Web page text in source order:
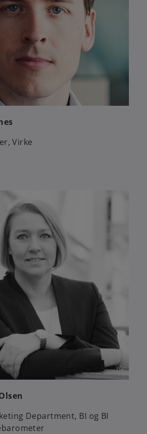
Virke
Department, BI og BI